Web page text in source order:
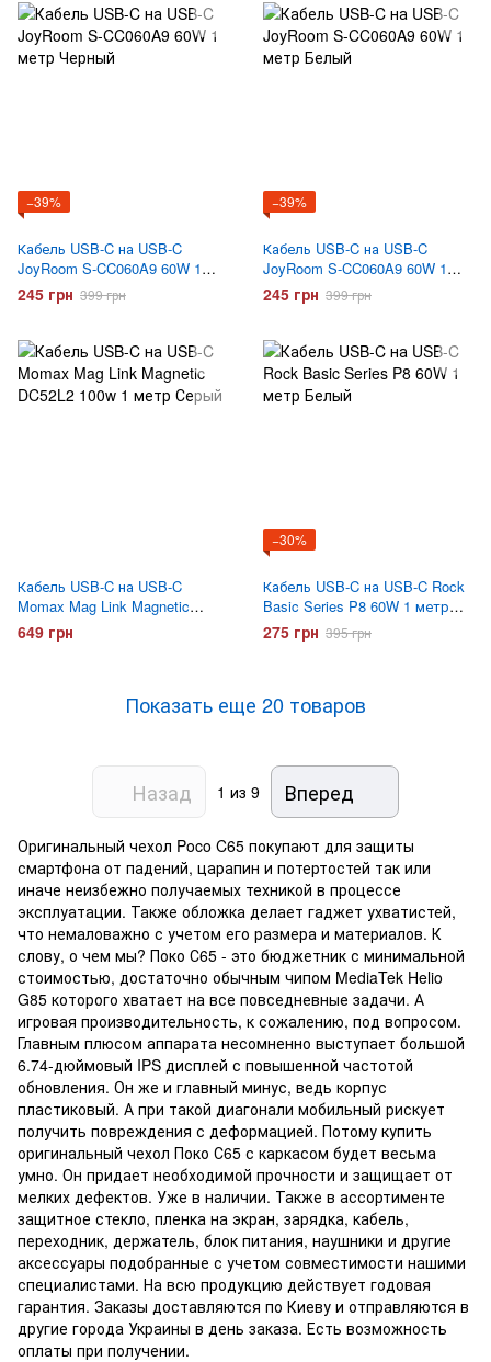
−39%
Кабель USB-C на USB-C
JoyRoom S-CC060A9 60W 1
метр Черный
245 грн 399 грн
−39%
Кабель USB-C на USB-C
JoyRoom S-CC060A9 60W 1
метр Белый
245 грн 399 грн
Кабель USB-C на USB-C
Momax Mag Link Magnetic
DC52L2 100w 1 метр Серый
649 грн
−30%
Кабель USB-C на USB-C Rock
Basic Series P8 60W 1 метр
Белый
275 грн 395 грн
Показать еще 20 товаров
Назад 1 из 9 Вперед
Оригинальный чехол Poco C65 покупают для защиты
смартфона от падений, царапин и потертостей так или
иначе неизбежно получаемых техникой в процессе
эксплуатации. Также обложка делает гаджет ухватистей,
что немаловажно с учетом его размера и материалов. К
слову, о чем мы? Поко С65 - это бюджетник с минимальной
стоимостью, достаточно обычным чипом MediaTek Helio
G85 которого хватает на все повседневные задачи. А
игровая производительность, к сожалению, под вопросом.
Главным плюсом аппарата несомненно выступает большой
6.74-дюймовый IPS дисплей с повышенной частотой
обновления. Он же и главный минус, ведь корпус
пластиковый. А при такой диагонали мобильный рискует
получить повреждения с деформацией. Потому купить
оригинальный чехол Поко С65 с каркасом будет весьма
умно. Он придает необходимой прочности и защищает от
мелких дефектов. Уже в наличии. Также в ассортименте
защитное стекло, пленка на экран, зарядка, кабель,
переходник, держатель, блок питания, наушники и другие
аксессуары подобранные с учетом совместимости нашими
специалистами. На всю продукцию действует годовая
гарантия. Заказы доставляются по Киеву и отправляются в
другие города Украины в день заказа. Есть возможность
оплаты при получении.